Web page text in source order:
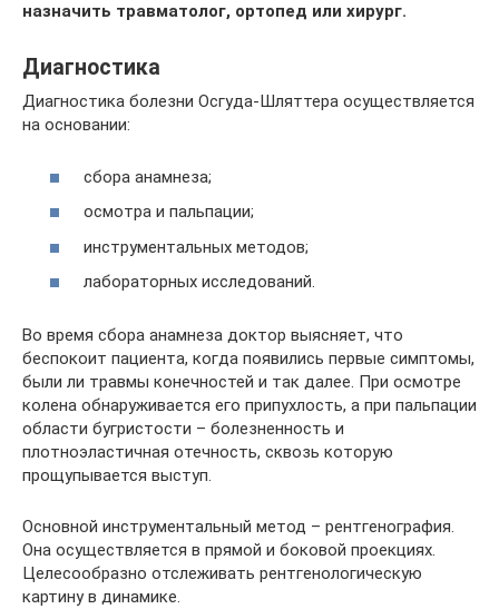
назначить травматолог, ортопед или хирург.
Диагностика
Диагностика болезни Осгуда-Шляттера осуществляется
на основании:
сбора анамнеза;
осмотра и пальпации;
инструментальных методов;
лабораторных исследований.
Во время сбора анамнеза доктор выясняет, что
беспокоит пациента, когда появились первые симптомы,
были ли травмы конечностей и так далее. При осмотре
колена обнаруживается его припухлость, а при пальпации
области бугристости – болезненность и
плотноэластичная отечность, сквозь которую
прощупывается выступ.
Основной инструментальный метод – рентгенография.
Она осуществляется в прямой и боковой проекциях.
Целесообразно отслеживать рентгенологическую
картину в динамике.